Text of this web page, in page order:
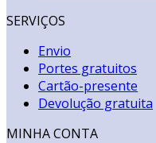
SERVIÇOS
Envio
Portes gratuitos
Cartão-presente
Devolução gratuita
MINHA CONTA